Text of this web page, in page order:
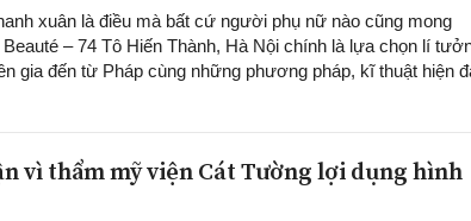
xuân là điều mà bất cứ người phụ nữ nào cũng mong
– 74 Tô Hiến Thành, Hà Nội chính là lựa chọn lí
gia đến từ Pháp cùng những phương pháp, kĩ thuật hiện
vì thẩm mỹ viện Cát Tường lợi dụng hình